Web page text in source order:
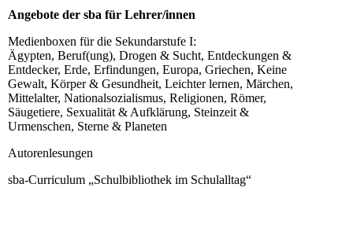
Angebote der sba für Lehrer/innen
Medienboxen für die Sekundarstufe I:
Ägypten, Beruf(ung), Drogen & Sucht, Entdeckungen &
Entdecker, Erde, Erfindungen, Europa, Griechen, Keine
Gewalt, Körper & Gesundheit, Leichter lernen, Märchen,
Mittelalter, Nationalsozialismus, Religionen, Römer,
Säugetiere, Sexualität & Aufklärung, Steinzeit &
Urmenschen, Sterne & Planeten
Autorenlesungen
sba-Curriculum „Schulbibliothek im Schulalltag“